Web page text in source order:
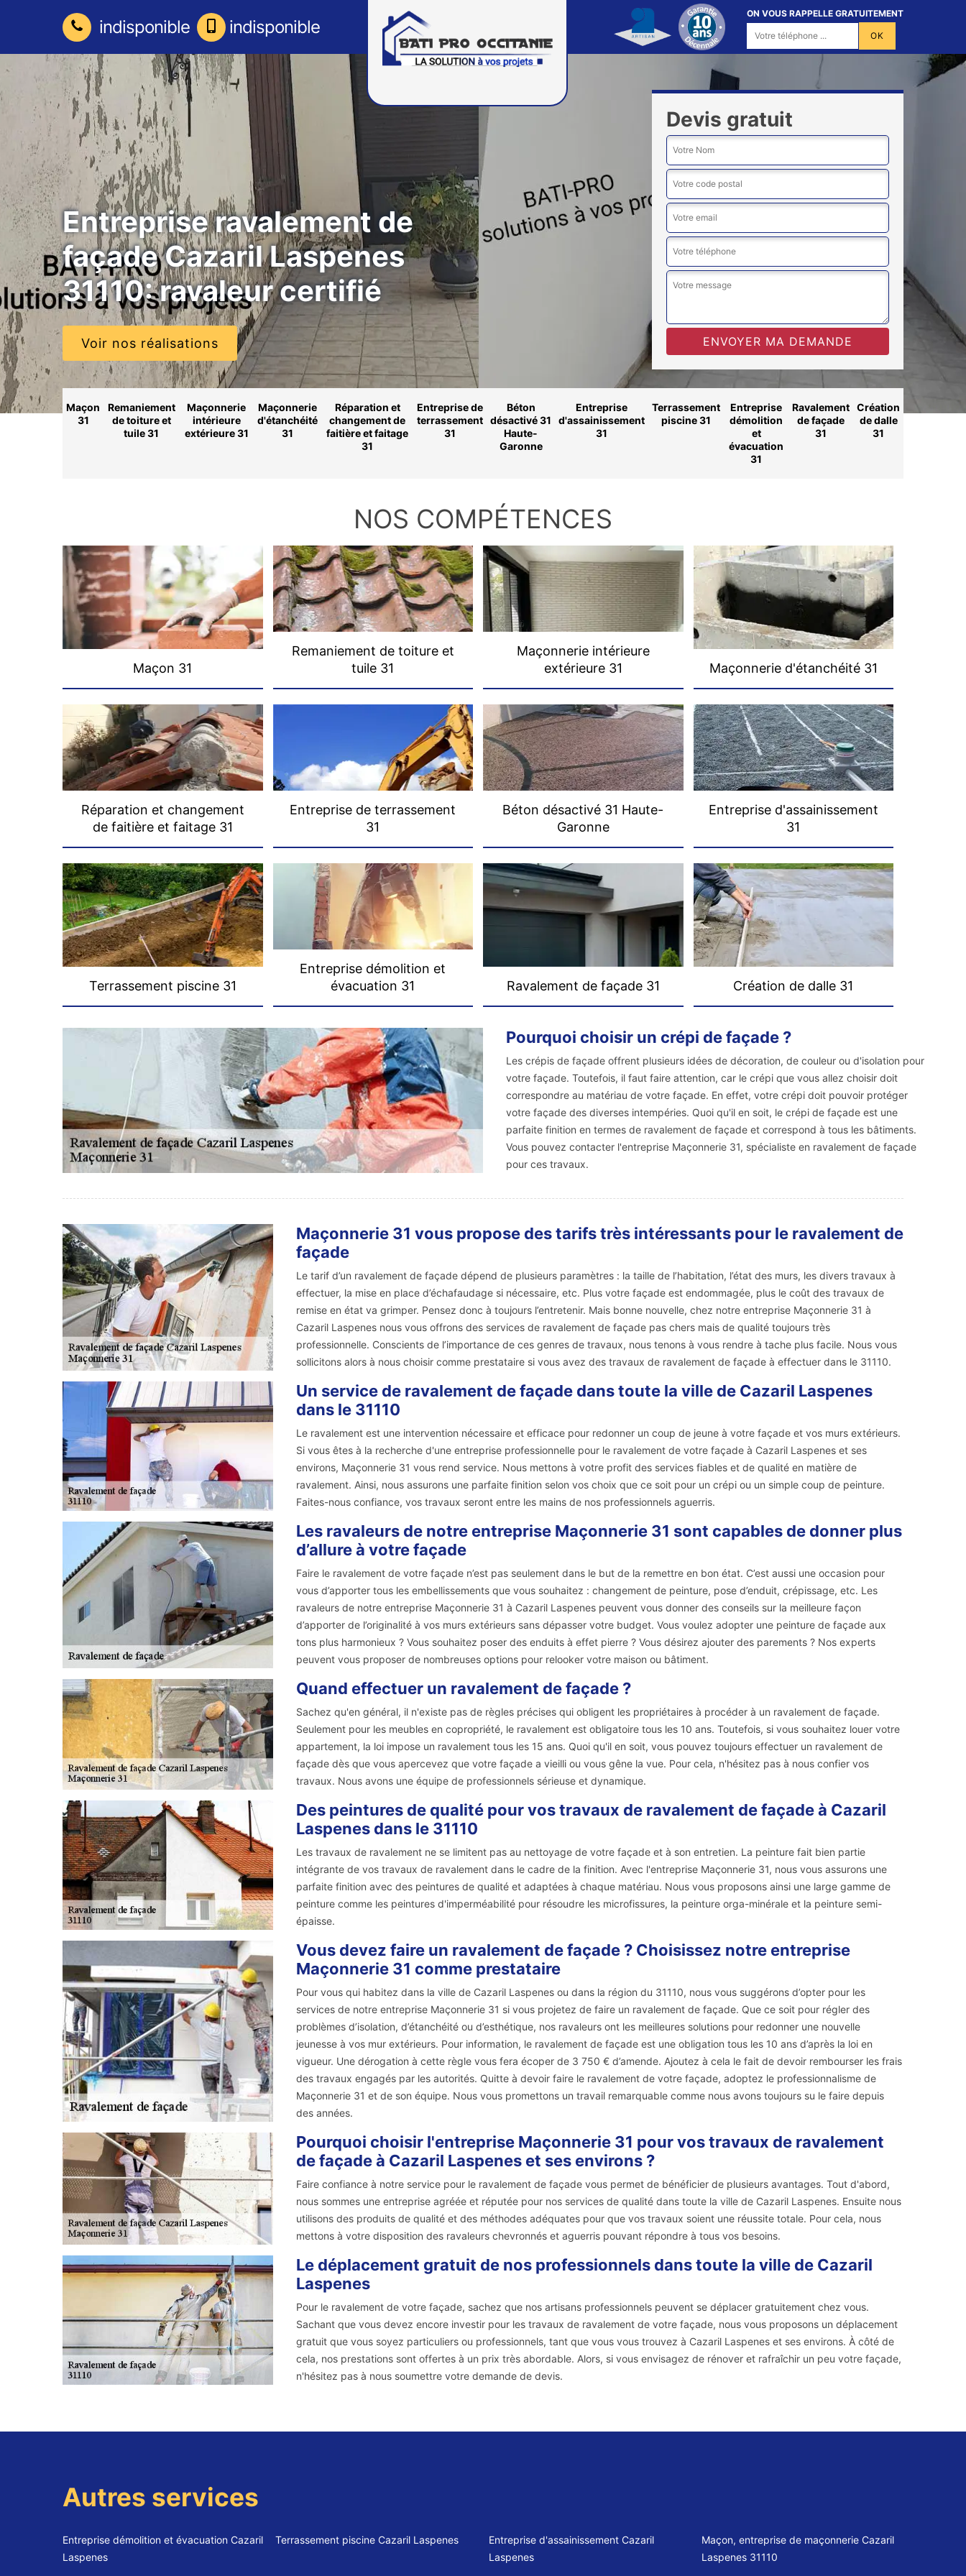
indisponible indisponible
ON VOUS RAPPELLE GRATUITEMENT
Entreprise ravalement de
façade Cazaril Laspenes
31110: ravaleur certifié
Voir nos réalisations
Devis gratuit
Maçon
31
Remaniement
de toiture et
tuile 31
Maçonnerie
intérieure
extérieure 31
Maçonnerie
d'étanchéité
31
Réparation et
changement de
faitière et faitage
31
Entreprise de
terrassement
31
Béton
désactivé 31
Haute-
Garonne
Entreprise
d'assainissement
31
Terrassement
piscine 31
Entreprise
démolition
et
évacuation
31
Ravalement
de façade
31
Création
de dalle
31
NOS COMPÉTENCES
Maçon 31
Remaniement de toiture et
tuile 31
Maçonnerie intérieure
extérieure 31
Maçonnerie d'étanchéité 31
Réparation et changement
de faitière et faitage 31
Entreprise de terrassement
31
Béton désactivé 31 Haute-
Garonne
Entreprise d'assainissement
31
Terrassement piscine 31
Entreprise démolition et
évacuation 31
Ravalement de façade 31 Création de dalle 31
Pourquoi choisir un crépi de façade ?
Les crépis de façade offrent plusieurs idées de décoration, de couleur ou d'isolation pour
votre façade. Toutefois, il faut faire attention, car le crépi que vous allez choisir doit
correspondre au matériau de votre façade. En effet, votre crépi doit pouvoir protéger
votre façade des diverses intempéries. Quoi qu'il en soit, le crépi de façade est une
parfaite finition en termes de ravalement de façade et correspond à tous les bâtiments.
Vous pouvez contacter l'entreprise Maçonnerie 31, spécialiste en ravalement de façade
pour ces travaux.
Maçonnerie 31 vous propose des tarifs très intéressants pour le ravalement de
façade
Le tarif d’un ravalement de façade dépend de plusieurs paramètres : la taille de l’habitation, l’état des murs, les divers travaux à
effectuer, la mise en place d’échafaudage si nécessaire, etc. Plus votre façade est endommagée, plus le coût des travaux de
remise en état va grimper. Pensez donc à toujours l’entretenir. Mais bonne nouvelle, chez notre entreprise Maçonnerie 31 à
Cazaril Laspenes nous vous offrons des services de ravalement de façade pas chers mais de qualité toujours très
professionnelle. Conscients de l’importance de ces genres de travaux, nous tenons à vous rendre à tache plus facile. Nous vous
sollicitons alors à nous choisir comme prestataire si vous avez des travaux de ravalement de façade à effectuer dans le 31110.
Un service de ravalement de façade dans toute la ville de Cazaril Laspenes
dans le 31110
Le ravalement est une intervention nécessaire et efficace pour redonner un coup de jeune à votre façade et vos murs extérieurs.
Si vous êtes à la recherche d'une entreprise professionnelle pour le ravalement de votre façade à Cazaril Laspenes et ses
environs, Maçonnerie 31 vous rend service. Nous mettons à votre profit des services fiables et de qualité en matière de
ravalement. Ainsi, nous assurons une parfaite finition selon vos choix que ce soit pour un crépi ou un simple coup de peinture.
Faites-nous confiance, vos travaux seront entre les mains de nos professionnels aguerris.
Les ravaleurs de notre entreprise Maçonnerie 31 sont capables de donner plus
d’allure à votre façade
Faire le ravalement de votre façade n’est pas seulement dans le but de la remettre en bon état. C’est aussi une occasion pour
vous d’apporter tous les embellissements que vous souhaitez : changement de peinture, pose d’enduit, crépissage, etc. Les
ravaleurs de notre entreprise Maçonnerie 31 à Cazaril Laspenes peuvent vous donner des conseils sur la meilleure façon
d’apporter de l’originalité à vos murs extérieurs sans dépasser votre budget. Vous voulez adopter une peinture de façade aux
tons plus harmonieux ? Vous souhaitez poser des enduits à effet pierre ? Vous désirez ajouter des parements ? Nos experts
peuvent vous proposer de nombreuses options pour relooker votre maison ou bâtiment.
Quand effectuer un ravalement de façade ?
Sachez qu'en général, il n'existe pas de règles précises qui obligent les propriétaires à procéder à un ravalement de façade.
Seulement pour les meubles en copropriété, le ravalement est obligatoire tous les 10 ans. Toutefois, si vous souhaitez louer votre
appartement, la loi impose un ravalement tous les 15 ans. Quoi qu'il en soit, vous pouvez toujours effectuer un ravalement de
façade dès que vous apercevez que votre façade a vieilli ou vous gêne la vue. Pour cela, n'hésitez pas à nous confier vos
travaux. Nous avons une équipe de professionnels sérieuse et dynamique.
Des peintures de qualité pour vos travaux de ravalement de façade à Cazaril
Laspenes dans le 31110
Les travaux de ravalement ne se limitent pas au nettoyage de votre façade et à son entretien. La peinture fait bien partie
intégrante de vos travaux de ravalement dans le cadre de la finition. Avec l'entreprise Maçonnerie 31, nous vous assurons une
parfaite finition avec des peintures de qualité et adaptées à chaque matériau. Nous vous proposons ainsi une large gamme de
peinture comme les peintures d'imperméabilité pour résoudre les microfissures, la peinture orga-minérale et la peinture semi-
épaisse.
Vous devez faire un ravalement de façade ? Choisissez notre entreprise
Maçonnerie 31 comme prestataire
Pour vous qui habitez dans la ville de Cazaril Laspenes ou dans la région du 31110, nous vous suggérons d’opter pour les
services de notre entreprise Maçonnerie 31 si vous projetez de faire un ravalement de façade. Que ce soit pour régler des
problèmes d’isolation, d’étanchéité ou d’esthétique, nos ravaleurs ont les meilleures solutions pour redonner une nouvelle
jeunesse à vos mur extérieurs. Pour information, le ravalement de façade est une obligation tous les 10 ans d’après la loi en
vigueur. Une dérogation à cette règle vous fera écoper de 3 750 € d’amende. Ajoutez à cela le fait de devoir rembourser les frais
des travaux engagés par les autorités. Quitte à devoir faire le ravalement de votre façade, adoptez le professionnalisme de
Maçonnerie 31 et de son équipe. Nous vous promettons un travail remarquable comme nous avons toujours su le faire depuis
des années.
Pourquoi choisir l'entreprise Maçonnerie 31 pour vos travaux de ravalement
de façade à Cazaril Laspenes et ses environs ?
Faire confiance à notre service pour le ravalement de façade vous permet de bénéficier de plusieurs avantages. Tout d'abord,
nous sommes une entreprise agréée et réputée pour nos services de qualité dans toute la ville de Cazaril Laspenes. Ensuite nous
utilisons des produits de qualité et des méthodes adéquates pour que vos travaux soient une réussite totale. Pour cela, nous
mettons à votre disposition des ravaleurs chevronnés et aguerris pouvant répondre à tous vos besoins.
Le déplacement gratuit de nos professionnels dans toute la ville de Cazaril
Laspenes
Pour le ravalement de votre façade, sachez que nos artisans professionnels peuvent se déplacer gratuitement chez vous.
Sachant que vous devez encore investir pour les travaux de ravalement de votre façade, nous vous proposons un déplacement
gratuit que vous soyez particuliers ou professionnels, tant que vous vous trouvez à Cazaril Laspenes et ses environs. À côté de
cela, nos prestations sont offertes à un prix très abordable. Alors, si vous envisagez de rénover et rafraîchir un peu votre façade,
n'hésitez pas à nous soumettre votre demande de devis.
Autres services
Entreprise démolition et évacuation Cazaril
Laspenes
Terrassement piscine Cazaril Laspenes
Entreprise d'assainissement Cazaril
Laspenes
Maçon, entreprise de maçonnerie Cazaril
Laspenes 31110